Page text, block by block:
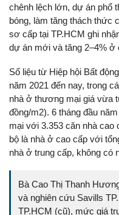
chênh lệch lớn, dự án phổ
bóng, làm tăng thách thức
sơ cấp tại TP.HCM ghi
dự án mới và tăng 2–4% ở
Số liệu từ Hiệp hội Bất
năm 2021 đến nay, trong
nhà ở thương mại giá vừa
đồng/m2). 6 tháng đầu
mại với 3.353 căn nhà cao
bộ là nhà ở cao cấp với
nhà ở trung cấp, không có
Bà Cao Thị Thanh
và nghiên cứu Savills
TP.HCM (cũ), mức giá